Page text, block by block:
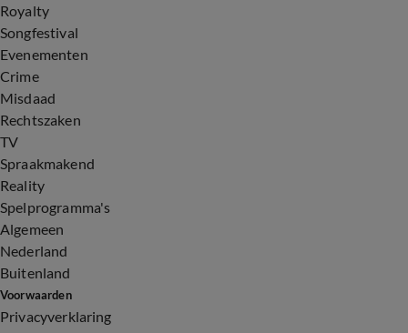
Royalty
Songfestival
Evenementen
Crime
Misdaad
Rechtszaken
TV
Spraakmakend
Reality
Spelprogramma's
Algemeen
Nederland
Buitenland
Voorwaarden
Privacyverklaring